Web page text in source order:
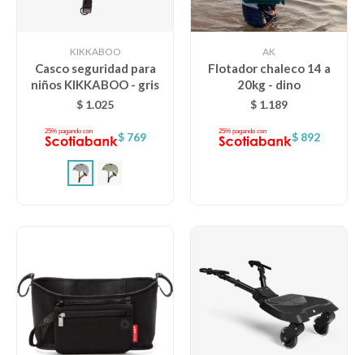
KIKKABOO
Casco seguridad para
niños KIKKABOO - gris
$ 1.025
$ 769
AK
Flotador chaleco 14 a
20kg - dino
$ 1.189
$ 892